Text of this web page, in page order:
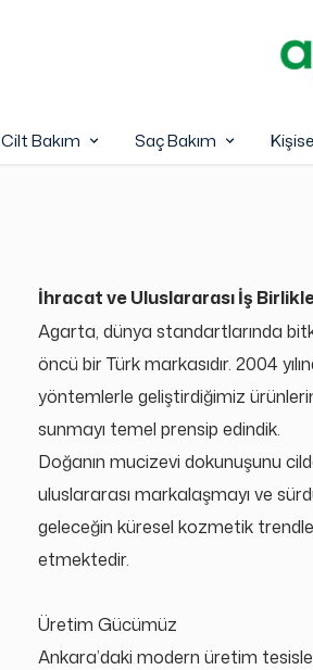
Cilt Bakım Saç Bakım
İhracat ve Uluslararası İş
Agarta, dünya standartlarında
öncü bir Türk markasıdır. 2004
yöntemlerle geliştirdiğimiz
sunmayı temel prensip edindik.
Doğanın mucizevi dokunuşunu
uluslararası markalaşmayı ve s
geleceğin küresel kozmetik
etmektedir.
Üretim Gücümüz
Ankara’daki modern üretim